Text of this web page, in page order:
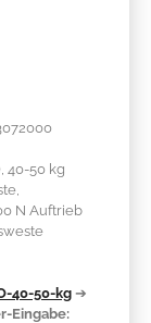
40-50 kg
N Auftrieb
40-50-kg ➔
Eingabe: